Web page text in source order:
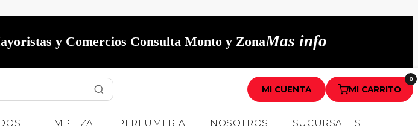
y Comercios Consulta Monto y ZonaMas info
MI CUENTA MI CARRITO
0
LIMPIEZA PERFUMERIA NOSOTROS SUCURSALES